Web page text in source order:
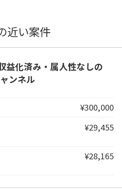
近い案件
益化済み・属人性なしの
ンネル
¥300,000
¥29,455
¥28,165